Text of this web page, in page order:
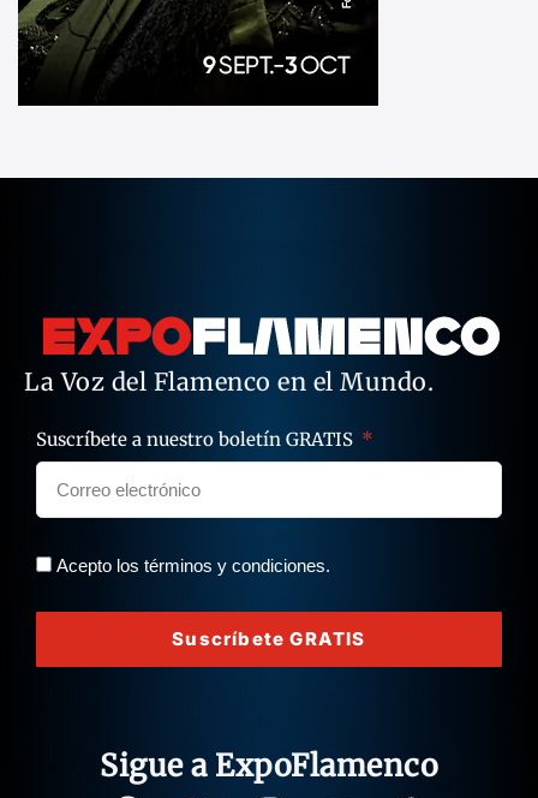
La Voz del Flamenco en el Mundo.
Suscríbete a nuestro boletín GRATIS
Acepto los términos y condiciones.
Suscríbete GRATIS
Sigue a ExpoFlamenco